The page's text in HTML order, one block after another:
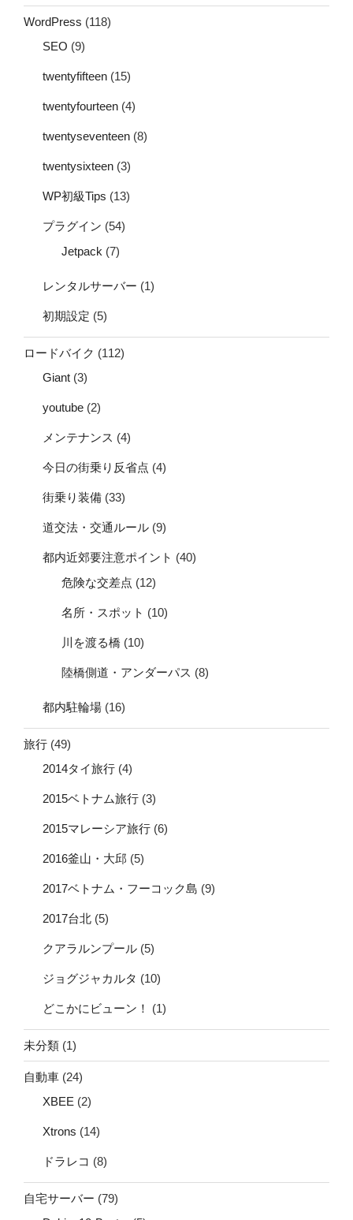
WordPress (118)
SEO (9)
twentyfifteen (15)
twentyfourteen (4)
twentyseventeen (8)
twentysixteen (3)
WP初級Tips (13)
プラグイン (54)
Jetpack (7)
レンタルサーバー (1)
初期設定 (5)
ロードバイク (112)
Giant (3)
youtube (2)
メンテナンス (4)
今日の街乗り反省点 (4)
街乗り装備 (33)
道交法・交通ルール (9)
都内近郊要注意ポイント (40)
危険な交差点 (12)
名所・スポット (10)
川を渡る橋 (10)
陸橋側道・アンダーパス (8)
都内駐輪場 (16)
旅行 (49)
2014タイ旅行 (4)
2015ベトナム旅行 (3)
2015マレーシア旅行 (6)
2016釜山・大邱 (5)
2017ベトナム・フーコック島 (9)
2017台北 (5)
クアラルンプール (5)
ジョグジャカルタ (10)
どこかにビューン！ (1)
未分類 (1)
自動車 (24)
XBEE (2)
Xtrons (14)
ドラレコ (8)
自宅サーバー (79)